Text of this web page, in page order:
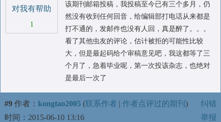
对我有帮助
1
该期刊邮箱投稿，我投稿至今已有三个多月，仍
然没有收到任何回音，给编辑部打电话从来都是
打不通的，发邮件也没有人回，真是醉了。。。
看了其他虫友的评论，估计被拒的可能性比较
大，但是最起码给个审稿意见吧，我这都等了三
个月了，急着毕业呢，第一次投该杂志，也绝对
是最后一次了
#9 作者： kongtao2005 (联系作者 | 作者点评过的期刊 )
时间：2015-06-10 13:16
纠错
举报